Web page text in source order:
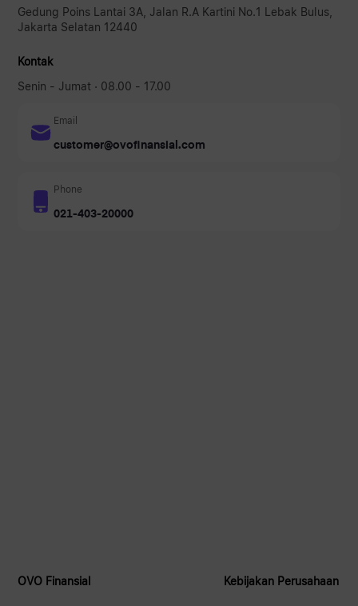
Gedung Poins Lantai 3A, Jalan R.A Kartini No.1 Lebak Bulus,
Jakarta Selatan 12440
Kontak
Senin - Jumat · 08.00 - 17.00
Email
customer@ovofinansial.com
Phone
021-403-20000
OVO Finansial Kebijakan Perusahaan